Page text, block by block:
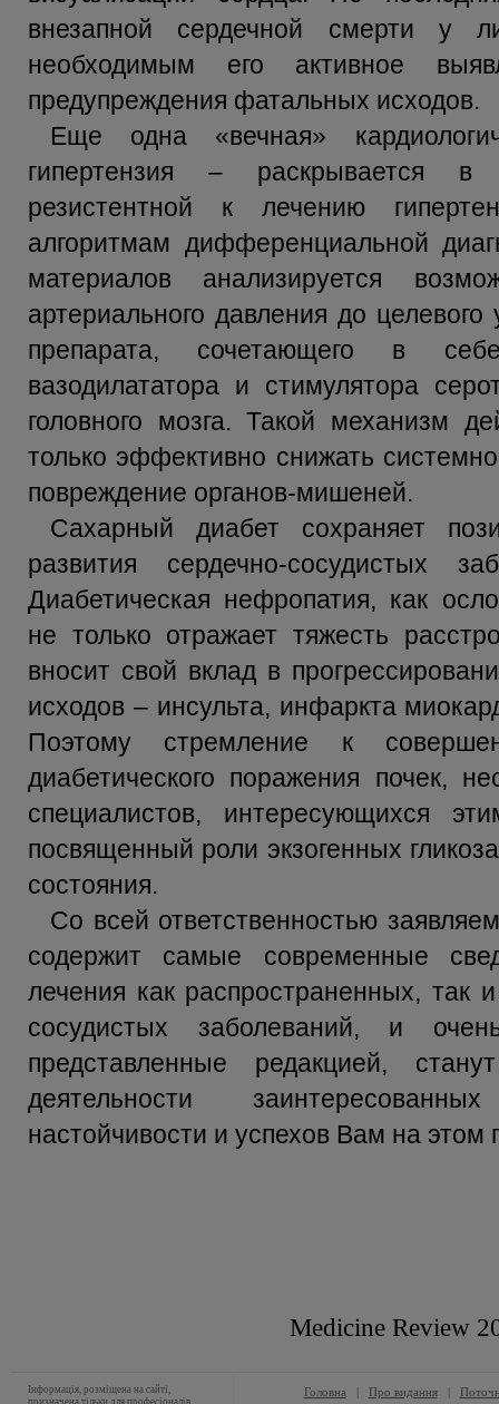
внезапной сердечной смерти у
необходимым его активное
предупреждения фатальных исходов.
Еще одна «вечная»
гипертензия – раскрывается
резистентной к лечению
алгоритмам дифференциальной
материалов анализируется
артериального давления до
препарата, сочетающего в
вазодилататора и стимулятора
головного мозга. Такой механизм
только эффективно снижать
повреждение органов-мишеней.
Сахарный диабет сохраняет
развития сердечно-сосудистых
Диабетическая нефропатия, как
не только отражает тяжесть
вносит свой вклад в
исходов – инсульта, инфаркта
Поэтому стремление к
диабетического поражения почек,
специалистов, интересующихся
посвященный роли экзогенных
состояния.
Со всей ответственностью
содержит самые современные
лечения как распространенных, так
сосудистых заболеваний, и
представленные редакцией,
деятельности
настойчивости и успехов Вам на этом
Medicine Review
Інформація, розміщена на сайті,
призначена тільки для професіоналів
Головна | Про видання |